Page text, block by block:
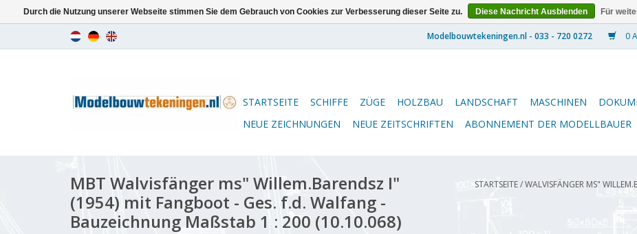
0
STARTSEITE SCHIFFE ZÜGE HOLZBAU LANDSCHAFT MASCHINEN
NEUE ZEICHNUNGEN
NEUE ZEITSCHRIFTEN ABONNEMENT DER MODELLBAUER
MBT Walvisfänger ms" Willem.Barendsz I"
(1954) mit Fangboot - Ges. f.d. Walfang -
Bauzeichnung Maßstab 1 : 200 (10.10.068)
STARTSEITE/WALVISFÄNGER MS"
Durch die Nutzung unserer Webseite stimmen Sie dem Gebrauch von Cookies zur Verbesserung dieser Seite zu. Diese Nachricht Ausblenden Für